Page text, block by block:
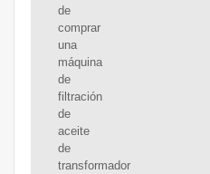
de
comprar
una
máquina
de
filtración
de
aceite
de
transformador